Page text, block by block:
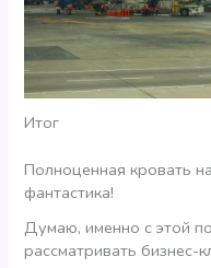
Итог
Полноценная кровать
фантастика!
Думаю, именно с этой
рассматривать бизнес-